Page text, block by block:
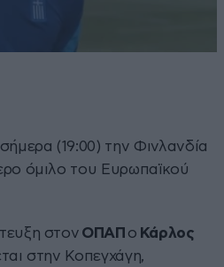
(19:00) την Φινλανδία
όμιλο του Ευρωπαϊκού
στον ΟΠΑΠ ο Κάρλος
στην Κοπεγχάγη,